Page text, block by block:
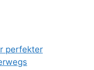
perfekter